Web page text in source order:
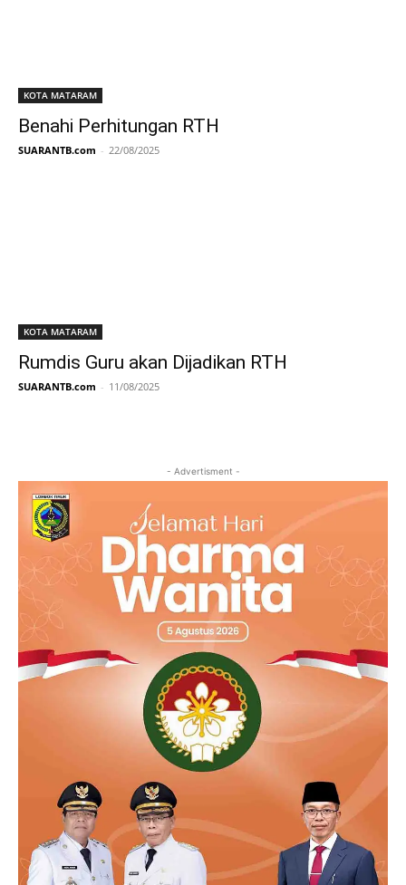
KOTA MATARAM
Benahi Perhitungan RTH
SUARANTB.com - 22/08/2025
KOTA MATARAM
Rumdis Guru akan Dijadikan RTH
SUARANTB.com - 11/08/2025
- Advertisment -